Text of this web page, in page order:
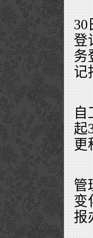
30
登
务
记
自
起
更
管
变
报